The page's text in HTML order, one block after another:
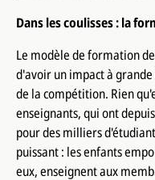
Dans les coulisses : la
Le modèle de formation
d'avoir un impact à
de la compétition. Rien
enseignants, qui ont
pour des milliers
puissant : les enfants
eux, enseignent aux